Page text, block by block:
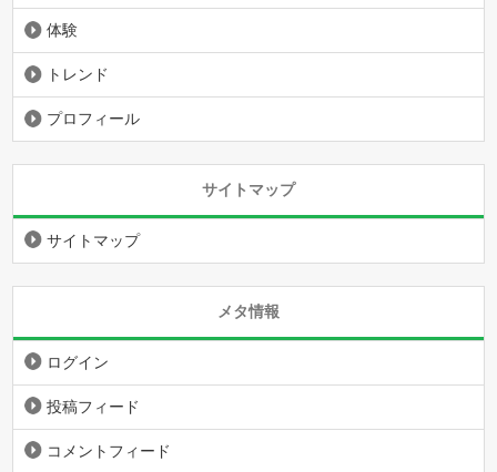
体験
トレンド
プロフィール
サイトマップ
サイトマップ
メタ情報
ログイン
投稿フィード
コメントフィード